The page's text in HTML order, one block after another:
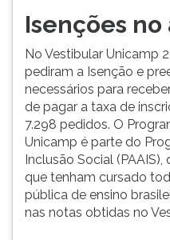
Isenções no
No Vestibular Unicamp
pediram a Isenção e
necessários para
de pagar a taxa de
7.298 pedidos. O
Unicamp é parte do
Inclusão Social
que tenham cursado
pública de ensino
nas notas obtidas no